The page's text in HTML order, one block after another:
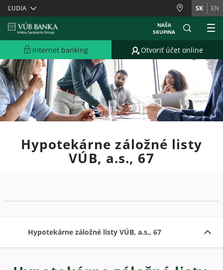
Skiplinks
ĽUDIA SK EN
NAŠA
SKUPINA
Internet banking Otvoriť účet online
Hypotekárne záložné listy
VÚB, a.s., 67
Hypotekárne záložné listy VÚB, a.s., 67